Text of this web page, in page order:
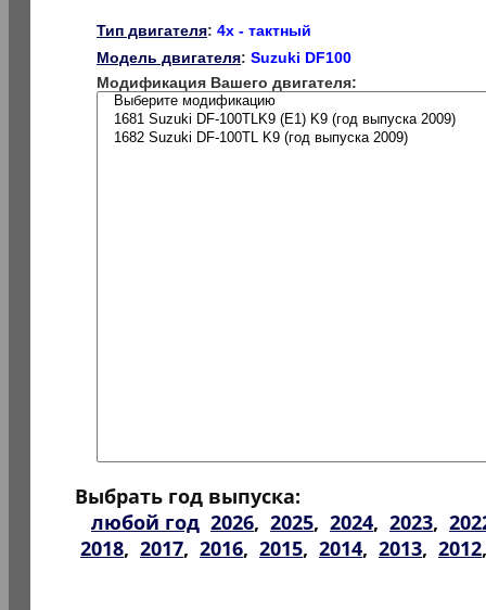
Тип двигателя: 4x - тактный
Модель двигателя: Suzuki DF100
Модификация Вашего двигателя:
Выбрать год выпуска:
любой год 2026, 2025, 2024, 2023,
2018, 2017, 2016, 2015, 2014, 2013, 2012